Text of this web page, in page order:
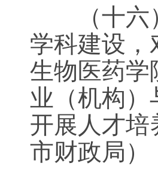
（十六）
学科建设，
生物医药学
业（机构）
开展人才培
市财政局